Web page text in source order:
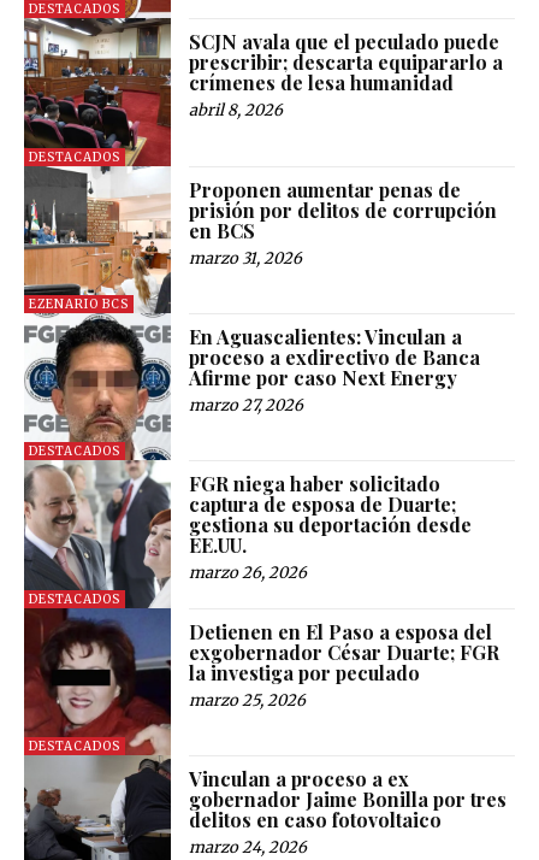
DESTACADOS
DESTACADOS
SCJN avala que el peculado puede
prescribir; descarta equipararlo a
crímenes de lesa humanidad
abril 8, 2026
EZENARIO BCS
Proponen aumentar penas de
prisión por delitos de corrupción
en BCS
marzo 31, 2026
DESTACADOS
En Aguascalientes: Vinculan a
proceso a exdirectivo de Banca
Afirme por caso Next Energy
marzo 27, 2026
DESTACADOS
FGR niega haber solicitado
captura de esposa de Duarte;
gestiona su deportación desde
EE.UU.
marzo 26, 2026
DESTACADOS
Detienen en El Paso a esposa del
exgobernador César Duarte; FGR
la investiga por peculado
marzo 25, 2026
Vinculan a proceso a ex
gobernador Jaime Bonilla por tres
delitos en caso fotovoltaico
marzo 24, 2026